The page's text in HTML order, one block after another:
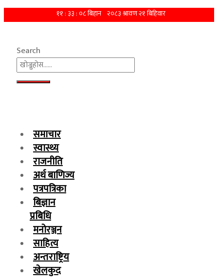
Search
समाचार
स्वास्थ्य
राजनीति
अर्थ बाणिज्य
पत्रपत्रिका
बिज्ञान
प्रबिधि
मनोरञ्जन
साहित्य
अन्तराष्ट्रिय
खेलकुद